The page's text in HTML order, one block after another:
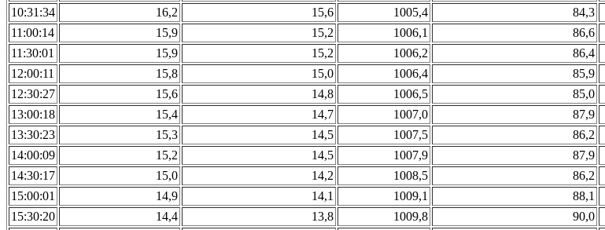
10:31:34
16,2 15,6 1005,4 84,3
11:00:14
15,9 15,2 1006,1 86,6
11:30:01
15,9 15,2 1006,2 86,4
12:00:11
15,8 15,0 1006,4 85,9
12:30:27
15,6 14,8 1006,5 85,0
13:00:18
15,4 14,7 1007,0 87,9
13:30:23
15,3 14,5 1007,5 86,2
14:00:09
15,2 14,5 1007,9 87,9
14:30:17
15,0 14,2 1008,5 86,2
15:00:01
14,9 14,1 1009,1 88,1
15:30:20
14,4 13,8 1009,8 90,0